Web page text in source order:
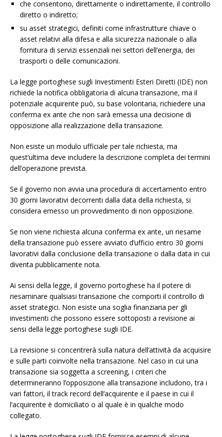
che consentono, direttamente o indirettamente, il controllo
diretto o indiretto;
su asset strategici, definiti come infrastrutture chiave o
asset relativi alla difesa e alla sicurezza nazionale o alla
fornitura di servizi essenziali nei settori dell’energia, dei
trasporti o delle comunicazioni.
La legge portoghese sugli Investimenti Esteri Diretti (IDE) non
richiede la notifica obbligatoria di alcuna transazione, ma il
potenziale acquirente può, su base volontaria, richiedere una
conferma ex ante che non sarà emessa una decisione di
opposizione alla realizzazione della transazione.
Non esiste un modulo ufficiale per tale richiesta, ma
quest’ultima deve includere la descrizione completa dei termini
dell’operazione prevista.
Se il governo non avvia una procedura di accertamento entro
30 giorni lavorativi decorrenti dalla data della richiesta, si
considera emesso un provvedimento di non opposizione.
Se non viene richiesta alcuna conferma ex ante, un riesame
della transazione può essere avviato d’ufficio entro 30 giorni
lavorativi dalla conclusione della transazione o dalla data in cui
diventa pubblicamente nota.
Ai sensi della legge, il governo portoghese ha il potere di
riesaminare qualsiasi transazione che comporti il controllo di
asset strategici. Non esiste una soglia finanziaria per gli
investimenti che possono essere sottoposti a revisione ai
sensi della legge portoghese sugli IDE.
La revisione si concentrerà sulla natura dell’attività da acquisire
e sulle parti coinvolte nella transazione. Nel caso in cui una
transazione sia soggetta a screening, i criteri che
determineranno l’opposizione alla transazione includono, tra i
vari fattori, il track record dell’acquirente e il paese in cui il
l’acquirente è domiciliato o al quale è in qualche modo
collegato.